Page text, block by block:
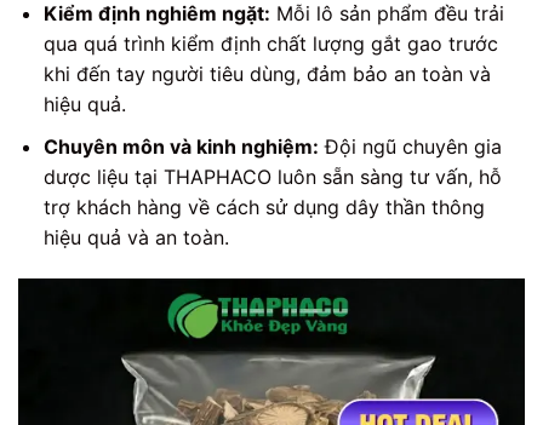
Kiểm định nghiêm ngặt: Mỗi lô sản phẩm đều trải
qua quá trình kiểm định chất lượng gắt gao trước
khi đến tay người tiêu dùng, đảm bảo an toàn và
hiệu quả.
Chuyên môn và kinh nghiệm: Đội ngũ chuyên gia
dược liệu tại THAPHACO luôn sẵn sàng tư vấn, hỗ
trợ khách hàng về cách sử dụng dây thần thông
hiệu quả và an toàn.